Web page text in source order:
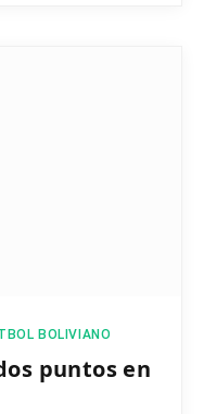
BOLIVIANO
puntos en